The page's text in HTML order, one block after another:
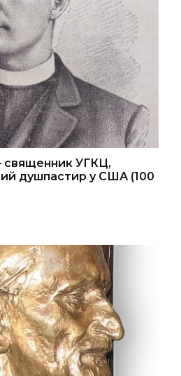
священник УГКЦ,
душпастир у США (100